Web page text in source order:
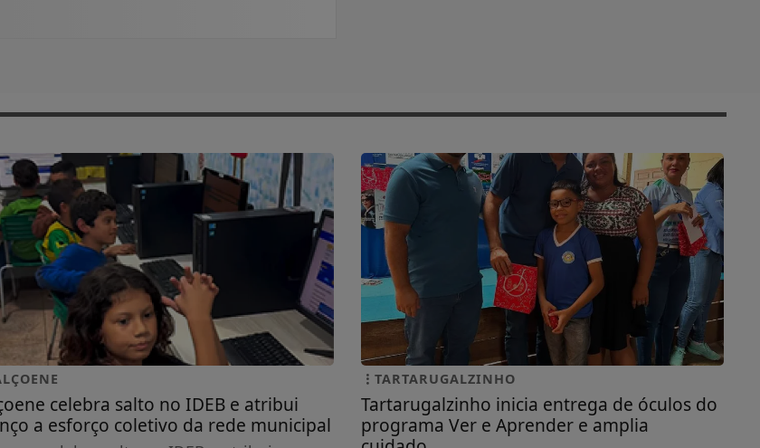
celebra salto no IDEB e atribui
a esforço coletivo da rede municipal
TARTARUGALZINHO
Tartarugalzinho inicia entrega de óculos do
programa Ver e Aprender e amplia